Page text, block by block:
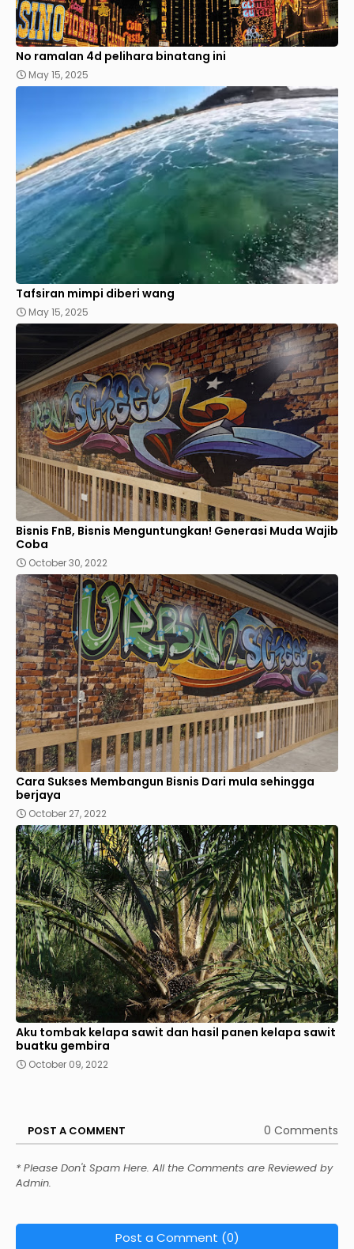
No ramalan 4d pelihara binatang ini
May 15, 2025
Tafsiran mimpi diberi wang
May 15, 2025
Bisnis FnB, Bisnis Menguntungkan! Generasi Muda Wajib
Coba
October 30, 2022
Cara Sukses Membangun Bisnis Dari mula sehingga
berjaya
October 27, 2022
Aku tombak kelapa sawit dan hasil panen kelapa sawit
buatku gembira
October 09, 2022
POST A COMMENT 0 Comments
* Please Don't Spam Here. All the Comments are Reviewed by
Admin.
Post a Comment (0)